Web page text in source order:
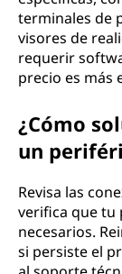
terminales de
visores de
requerir
precio es más
¿Cómo
un
Revisa las
verifica que tu
necesarios.
si persiste el